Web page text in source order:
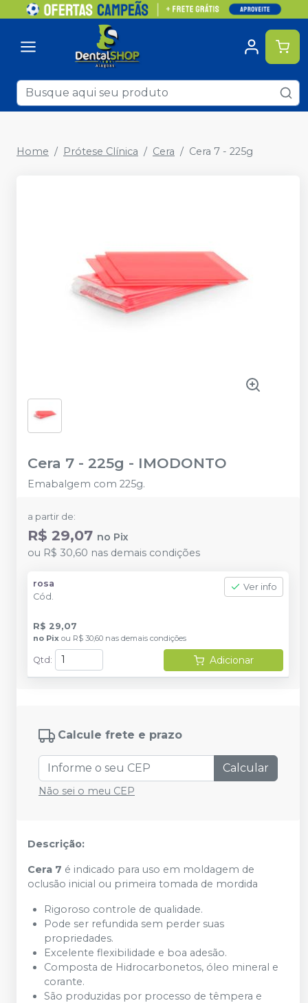
Home Prótese Clínica Cera Cera 7 - 225g
Cera 7 - 225g - IMODONTO
Emabalgem com 225g.
a partir de:
R$ 29,07 no Pix
ou R$ 30,60 nas demais condições
rosa
Cód.
Ver info
R$ 29,07
no Pix ou R$ 30,60 nas demais condições
Qtd : Adicionar
Calcule frete e prazo
Calcular
Não sei o meu CEP
Descrição:
Cera 7 é indicado para uso em moldagem de
oclusão inicial ou primeira tomada de mordida
Rigoroso controle de qualidade.
Pode ser refundida sem perder suas
propriedades.
Excelente flexibilidade e boa adesão.
Composta de Hidrocarbonetos, óleo mineral e
corante.
São produzidas por processo de têmpera e